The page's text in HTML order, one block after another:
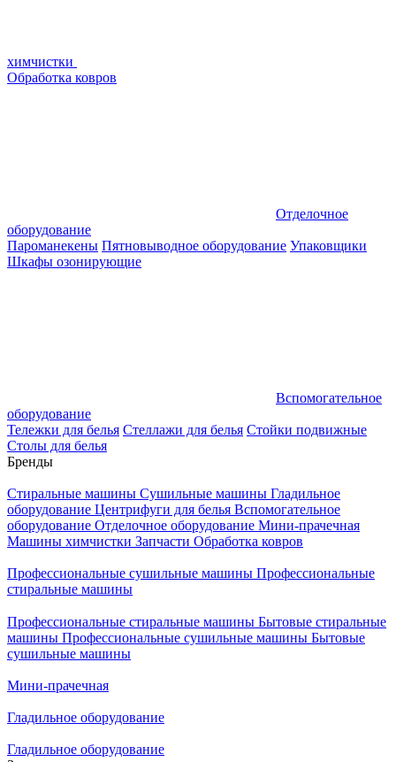
химчистки
Обработка ковров
Отделочное
оборудование
Пароманекены Пятновыводное оборудование Упаковщики
Шкафы озонирующие
Вспомогательное
оборудование
Тележки для белья Стеллажи для белья Стойки подвижные
Столы для белья
Бренды
Стиральные машины Сушильные машины Гладильное
оборудование Центрифуги для белья Вспомогательное
оборудование Отделочное оборудование Мини-прачечная
Машины химчистки Запчасти Обработка ковров
Профессиональные сушильные машины Профессиональные
стиральные машины
Профессиональные стиральные машины Бытовые стиральные
машины Профессиональные сушильные машины Бытовые
сушильные машины
Мини-прачечная
Гладильное оборудование
Гладильное оборудование